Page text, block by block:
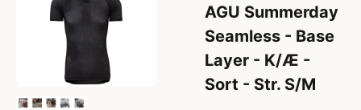
AGU Summerday
Seamless - Base
Layer - K/Æ -
Sort - Str. S/M